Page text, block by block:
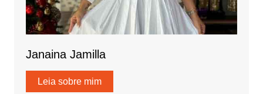
Janaina Jamilla
Leia sobre mim